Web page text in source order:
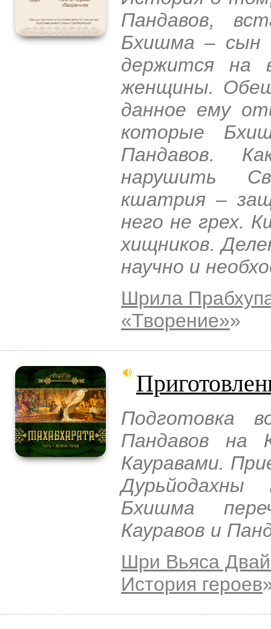
Пандавов,
Бхишма – сын
держится на
женщины.
данное ему
которые
Пандавов.
нарушить
кшатрия –
него не грех.
хищников.
научно и
Шрила
«Творение»»
Подготовка
Пандавов на
Кауравами.
Бхишма
Кауравов и
Шри Вьяса
История героев